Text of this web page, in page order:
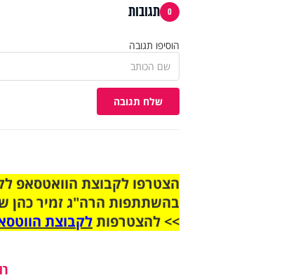
0 תגובות
הוסיפו תגובה
שלח תגובה
בהשתתפות הרה"ג זמיר כהן
>> להצטרפותלקבוצת